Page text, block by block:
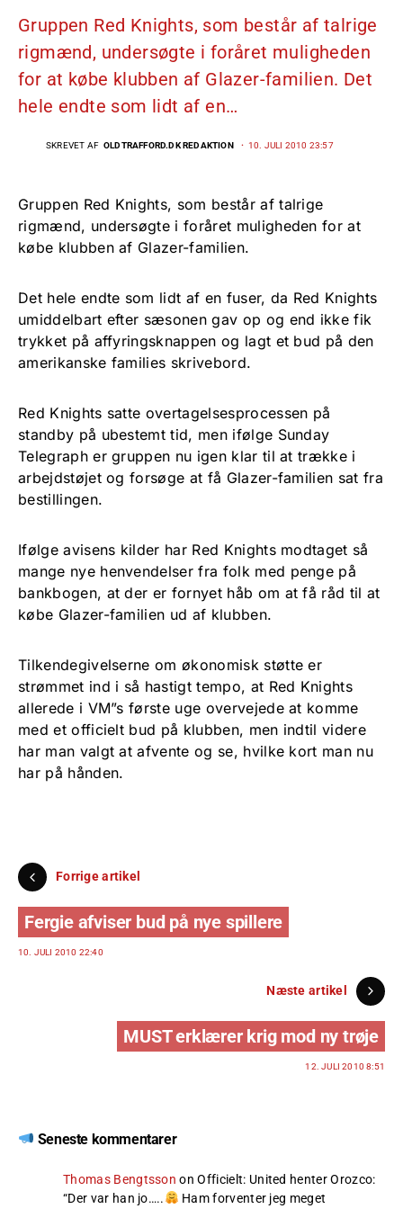
Gruppen Red Knights, som består af talrige
rigmænd, undersøgte i foråret muligheden
for at købe klubben af Glazer-familien. Det
hele endte som lidt af en…
SKREVET AF OLDTRAFFORD.DK REDAKTION 10. JULI 2010 23:57
Gruppen Red Knights, som består af talrige
rigmænd, undersøgte i foråret muligheden for at
købe klubben af Glazer-familien.
Det hele endte som lidt af en fuser, da Red Knights
umiddelbart efter sæsonen gav op og end ikke fik
trykket på affyringsknappen og lagt et bud på den
amerikanske families skrivebord.
Red Knights satte overtagelsesprocessen på
standby på ubestemt tid, men ifølge Sunday
Telegraph er gruppen nu igen klar til at trække i
arbejdstøjet og forsøge at få Glazer-familien sat fra
bestillingen.
Ifølge avisens kilder har Red Knights modtaget så
mange nye henvendelser fra folk med penge på
bankbogen, at der er fornyet håb om at få råd til at
købe Glazer-familien ud af klubben.
Tilkendegivelserne om økonomisk støtte er
strømmet ind i så hastigt tempo, at Red Knights
allerede i VM”s første uge overvejede at komme
med et officielt bud på klubben, men indtil videre
har man valgt at afvente og se, hvilke kort man nu
har på hånden.
Forrige artikel
Fergie afviser bud på nye spillere
10. JULI 2010 22:40
Næste artikel
MUST erklærer krig mod ny trøje
12. JULI 2010 8:51
Seneste kommentarer
Thomas Bengtsson onOfficielt: United henter Orozco:
“Der var han jo….. Ham forventer jeg meget